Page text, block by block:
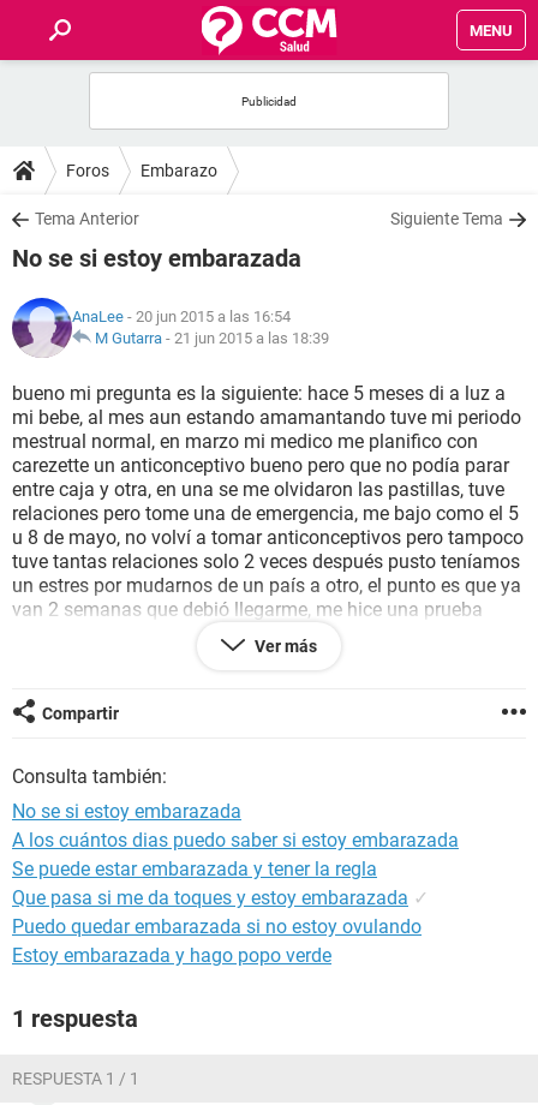
MENU
FOROS
SALUD
NUTRICIÓN
BIENESTAR
SEXUALIDAD
GLOSARIO
Foros Embarazo
Tema Anterior Siguiente Tema
No se si estoy embarazada
AnaLee - 20 jun 2015 a las 16:54
M Gutarra - 21 jun 2015 a las 18:39
bueno mi pregunta es la siguiente: hace 5 meses di a luz a
mi bebe, al mes aun estando amamantando tuve mi periodo
mestrual normal, en marzo mi medico me planifico con
carezette un anticonceptivo bueno pero que no podía parar
entre caja y otra, en una se me olvidaron las pastillas, tuve
relaciones pero tome una de emergencia, me bajo como el 5
u 8 de mayo, no volví a tomar anticonceptivos pero tampoco
tuve tantas relaciones solo 2 veces después pusto teníamos
un estres por mudarnos de un país a otro, el punto es que ya
van 2 semanas que debió llegarme, me hice una prueba
casera el lunes 15 pero salio negativa, hoy es el sol que ni
tengo síntomas de menstruación y ninguno de embarazo.
Ver más
Compartir
Consulta también:
No se si estoy embarazada
A los cuántos dias puedo saber si estoy embarazada
Se puede estar embarazada y tener la regla
Que pasa si me da toques y estoy embarazada ✓
Puedo quedar embarazada si no estoy ovulando
Estoy embarazada y hago popo verde
1 respuesta
RESPUESTA 1 / 1